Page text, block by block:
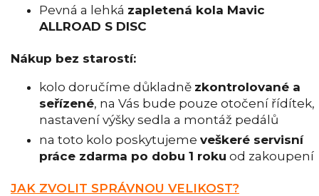
Pevná a lehká zapletená kola Mavic
ALLROAD S DISC
Nákup bez starostí:
kolo doručíme důkladně zkontrolované a
seřízené, na Vás bude pouze otočení řídítek,
nastavení výšky sedla a montáž pedálů
na toto kolo poskytujeme veškeré servisní
práce zdarma po dobu 1 roku od zakoupení
JAK ZVOLIT SPRÁVNOU VELIKOST?